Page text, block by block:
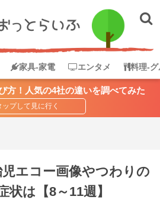
家具-家電 エンタメ 料理-グ
方！人気の4社の違いを調べてみた
児エコー画像やつわりの
状は【8～11週】